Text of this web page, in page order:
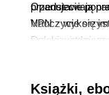
przedstawiają
Nauczycie się
wykorzystaniem
sieciowych, a
Opanujecie
VPN z
Dzięki wiedzy
skutecznie
Książki,